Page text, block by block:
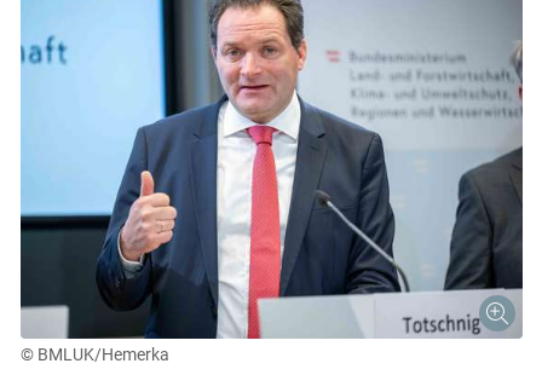
© BMLUK/Hemerka